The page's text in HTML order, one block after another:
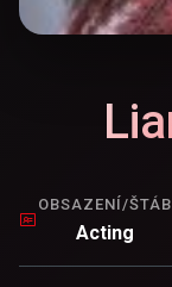
OBSAZENÍ/ŠTÁB
Acting